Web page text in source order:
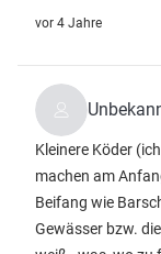
vor 4 Jahre
Kleinere Köder
machen am
Beifang wie
Gewässer bzw.